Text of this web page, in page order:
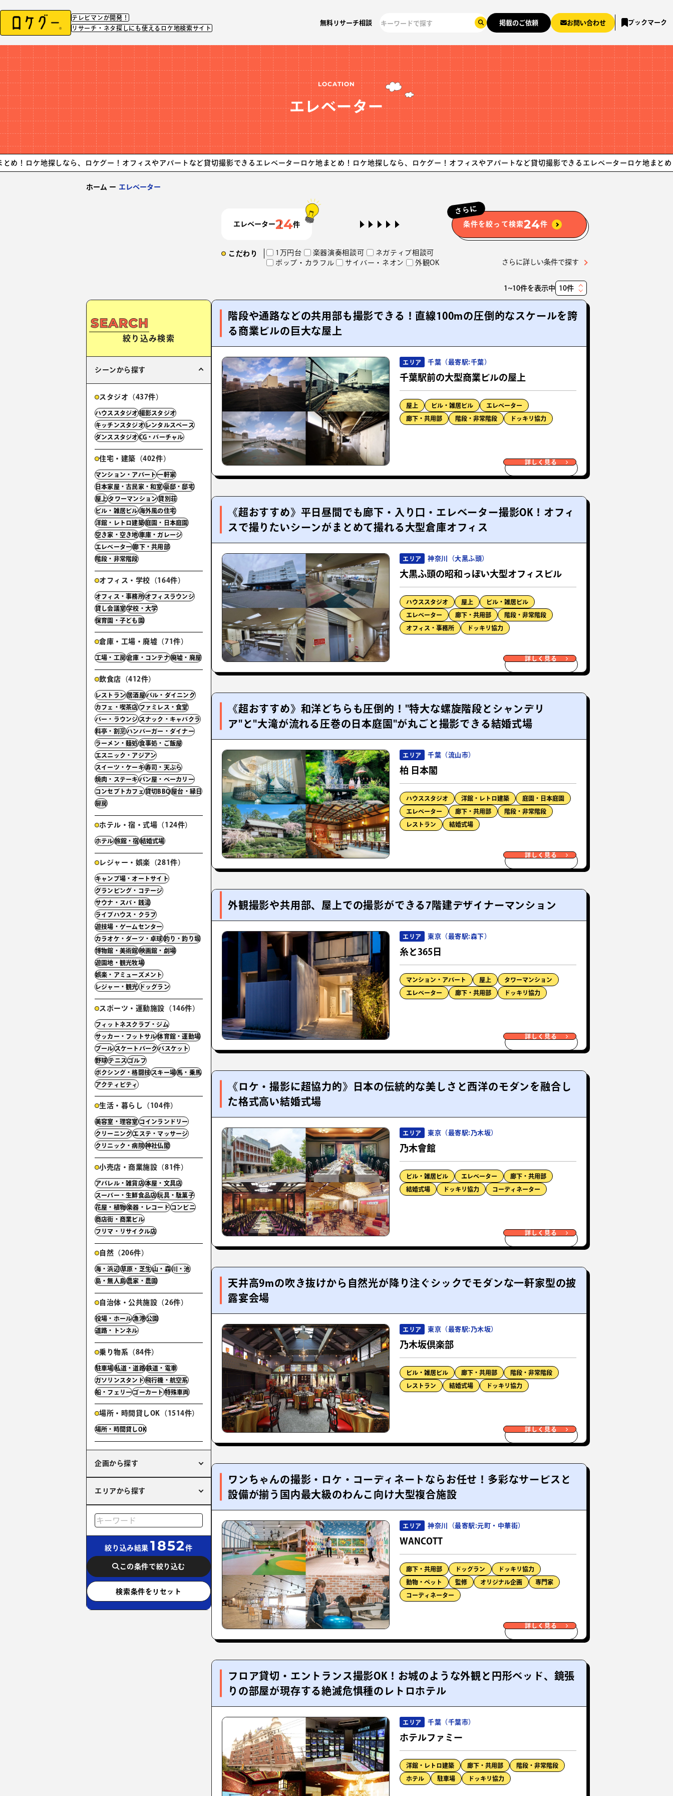
テレビマンが開発！
リサーチ・ネタ探しにも使えるロケ地検索サイト
無料リサーチ相談 掲載のご依頼 お問い合わせ ブックマーク
LOCATION
エレベーター
探しなら、ロケグー！ オフィスやアパートなど貸切撮影できるエレベーターロケ地まとめ！ロケ地探しなら、ロケグー！ オフィスやアパートなど貸切撮影できるエレベーターロケ地まとめ！ロケ地
ホーム ー エレベーター
エレベーター24件
さらに
条件を絞って検索24件
こだわり 1万円台 楽器演奏相談可
ネガティブ相談可
ポップ・カラフル
サイバー・ネオン 外観OK さらに詳しい条件で探す
1~10件を表示中
表
件
階段や通路などの共用部も撮影できる！直線100mの圧倒的なスケールを誇
る商業ビルの巨大な屋上
エリア 千葉（最寄駅:千葉）
千葉駅前の大型商業ビルの屋上
屋上 ビル・雑居ビル エレベーター
廊下・共用部 階段・非常階段 ドッキリ協力
詳しく見る
《超おすすめ》平日昼間でも廊下・入り口・エレベーター撮影OK！オフィ
スで撮りたいシーンがまとめて撮れる大型倉庫オフィス
エリア 神奈川（大黒ふ頭）
大黒ふ頭の昭和っぽい大型オフィスビル
ハウススタジオ 屋上 ビル・雑居ビル
エレベーター 廊下・共用部 階段・非常階段
オフィス・事務所 ドッキリ協力
詳しく見る
《超おすすめ》和洋どちらも圧倒的！"特大な螺旋階段とシャンデリ
ア"と"大滝が流れる圧巻の日本庭園"が丸ごと撮影できる結婚式場
エリア 千葉（流山市）
柏 日本閣
ハウススタジオ 洋館・レトロ建築 庭園・日本庭園
エレベーター 廊下・共用部 階段・非常階段
レストラン 結婚式場
詳しく見る
外観撮影や共用部、屋上での撮影ができる7階建デザイナーマンション
エリア 東京（最寄駅:森下）
糸と365日
マンション・アパート 屋上 タワーマンション
エレベーター 廊下・共用部 ドッキリ協力
詳しく見る
《ロケ・撮影に超協力的》日本の伝統的な美しさと西洋のモダンを融合し
た格式高い結婚式場
エリア 東京（最寄駅:乃木坂）
乃木會館
ビル・雑居ビル エレベーター 廊下・共用部
結婚式場 ドッキリ協力 コーディネーター
詳しく見る
天井高9mの吹き抜けから自然光が降り注ぐシックでモダンな一軒家型の披
露宴会場
エリア 東京（最寄駅:乃木坂）
乃木坂倶楽部
ビル・雑居ビル 廊下・共用部 階段・非常階段
レストラン 結婚式場 ドッキリ協力
詳しく見る
ワンちゃんの撮影・ロケ・コーディネートならお任せ！多彩なサービスと
設備が揃う国内最大級のわんこ向け大型複合施設
エリア 神奈川（最寄駅:元町・中華街）
WANCOTT
廊下・共用部 ドッグラン ドッキリ協力
動物・ペット 監修 オリジナル企画 専門家
コーディネーター
詳しく見る
フロア貸切・エントランス撮影OK！お城のような外観と円形ベッド、鏡張
りの部屋が現存する絶滅危惧種のレトロホテル
エリア 千葉（千葉市）
ホテルファミー
洋館・レトロ建築 廊下・共用部 階段・非常階段
ホテル 駐車場 ドッキリ協力
絞り込み検索
シーンから探す
スタジオ（437件）
ハウススタジオ撮影スタジオ
キッチンスタジオレンタルスペース
ダンススタジオCG・バーチャル
住宅・建築（402件）
マンション・アパート一軒家
日本家屋・古民家・和室豪邸・邸宅
屋上タワーマンション貸別荘
ビル・雑居ビル海外風の住宅
洋館・レトロ建築庭園・日本庭園
空き家・空き地車庫・ガレージ
エレベーター廊下・共用部
階段・非常階段
オフィス・学校（164件）
オフィス・事務所オフィスラウンジ
貸し会議室学校・大学
保育園・子ども園
倉庫・工場・廃墟（71件）
工場・工房倉庫・コンテナ廃墟・廃屋
飲食店（412件）
レストラン居酒屋バル・ダイニング
カフェ・喫茶店ファミレス・食堂
バー・ラウンジスナック・キャバクラ
料亭・割烹ハンバーガー・ダイナー
ラーメン・麺処食事処・ご飯屋
エスニック・アジアン
スイーツ・ケーキ寿司・天ぷら
焼肉・ステーキパン屋・ベーカリー
コンセプトカフェ貸切BBQ屋台・縁日
厨房
ホテル・宿・式場（124件）
ホテル旅館・宿結婚式場
レジャー・娯楽（281件）
キャンプ場・オートサイト
グランピング・コテージ
サウナ・スパ・銭湯
ライブハウス・クラブ
遊技場・ゲームセンター
カラオケ・ダーツ・卓球釣り・釣り堀
博物館・美術館映画館・劇場
遊園地・観光牧場
娯楽・アミューズメント
レジャー・観光ドッグラン
スポーツ・運動施設（146件）
フィットネスクラブ・ジム
サッカー・フットサル体育館・運動場
プールスケートパークバスケット
野球テニスゴルフ
ボクシング・格闘技スキー場馬・乗馬
アクティビティ
生活・暮らし（104件）
美容室・理容室コインランドリー
クリーニングエステ・マッサージ
クリニック・病院神社仏閣
小売店・商業施設（81件）
アパレル・雑貨店本屋・文具店
スーパー・生鮮食品店玩具・駄菓子
花屋・植物楽器・レコードコンビニ
商店街・商業ビル
フリマ・リサイクル店
自然（206件）
海・浜辺草原・芝生山・森川・池
島・無人島農家・農園
自治体・公共施設（26件）
役場・ホール漁港公園
道路・トンネル
乗り物系（84件）
駐車場私道・道路鉄道・電車
ガソリンスタンド飛行機・航空系
船・フェリーゴーカート特殊車両
場所・時間貸しOK（1514件）
場所・時間貸しOK
企画から探す
エリアから探す
絞り込み結果 1852件
この条件で絞り込む
検索条件をリセット